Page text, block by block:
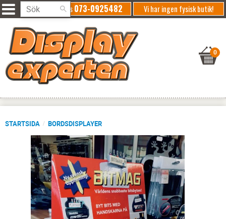
Vi har ingen fysisk butik!
Ring oss073-0925482
STARTSIDA BORDSDISPLAYER